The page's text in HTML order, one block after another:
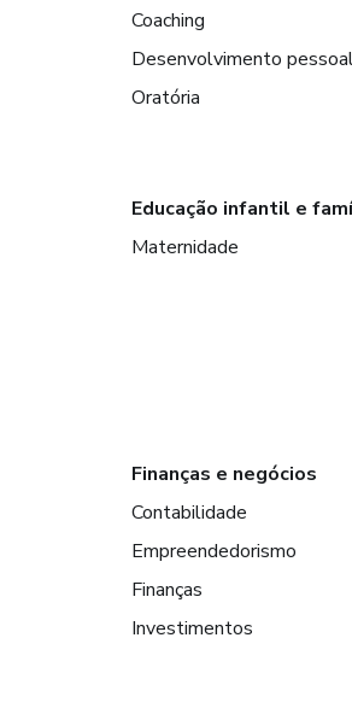
Coaching
Desenvolvimento
Oratória
Educação infantil e
Maternidade
Finanças e negócios
Contabilidade
Empreendedorismo
Finanças
Investimentos